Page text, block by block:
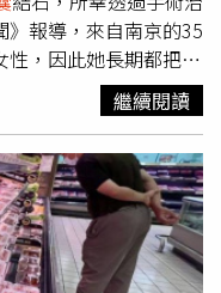
要記得搭配肌力，增
達到穩定血糖目的。
及，瘦瘦針原理在抑制
跑器」，透過模擬腸泌
達到增加飽足感，根據
正面影響。1.血糖變穩
若本身在服用降血壓
，數字會掉得很快，這
會面臨低血糖或低血壓
，經醫師評估調整適合
報導，來自南京的35
，因此她長期都把心
慣不吃早餐，且午晚餐
體開始抗議，春節期間
烈疼痛、痛到無法站
。經檢查發現，阿花罹
腔鏡」手術治療，竟從
膽結石，連她自己都嚇
」對此，南京市第一醫
繼續閱讀